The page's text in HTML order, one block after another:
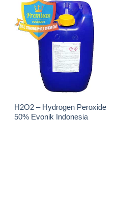
H2O2 – Hydrogen Peroxide
50% Evonik Indonesia